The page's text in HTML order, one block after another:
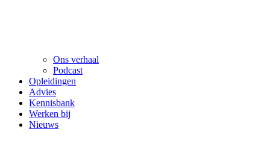
Ons verhaal
Podcast
Opleidingen
Advies
Kennisbank
Werken bij
Nieuws